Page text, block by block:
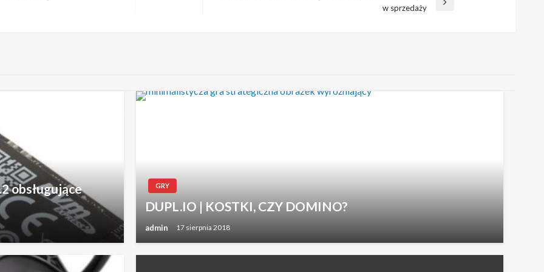
w sprzedaży
obsługujące
GRY
DUPL.IO | KOSTKI, CZY DOMINO?
admin 17 sierpnia 2018